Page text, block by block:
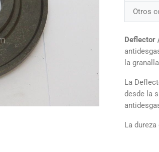
Otros
Deflector
la
La
desde la
La